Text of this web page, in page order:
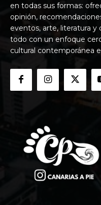
en todas sus formas:
opinión,
eventos, arte, literatura y
todo con un enfoque
cultural contemporánea